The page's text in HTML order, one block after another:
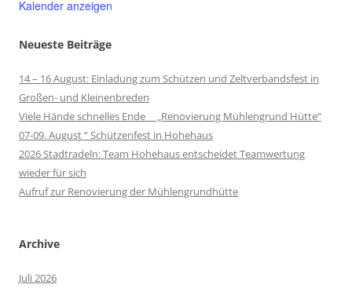
Kalender anzeigen
Neueste Beiträge
14 – 16 August: Einladung zum Schützen und Zeltverbandsfest in
Großen- und Kleinenbreden
Viele Hände schnelles Ende „Renovierung Mühlengrund Hütte“
07-09. August “ Schützenfest in Hohehaus
2026 Stadtradeln: Team Hohehaus entscheidet Teamwertung
wieder für sich
Aufruf zur Renovierung der Mühlengrundhütte
Archive
Juli 2026